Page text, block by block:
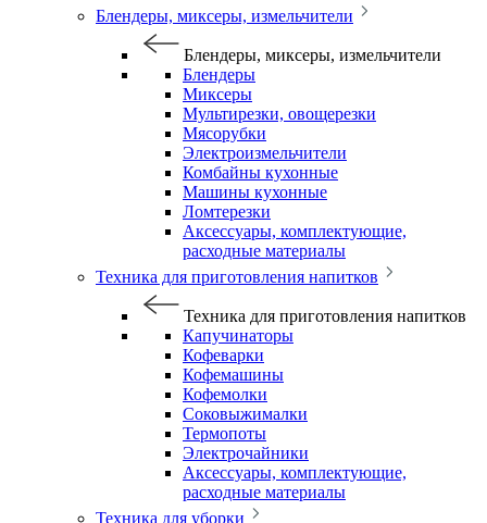
Блендеры, миксеры, измельчители
Блендеры, миксеры, измельчители
Блендеры
Миксеры
Мультирезки, овощерезки
Мясорубки
Электроизмельчители
Комбайны кухонные
Машины кухонные
Ломтерезки
Аксессуары, комплектующие,
расходные материалы
Техника для приготовления напитков
Техника для приготовления напитков
Капучинаторы
Кофеварки
Кофемашины
Кофемолки
Соковыжималки
Термопоты
Электрочайники
Аксессуары, комплектующие,
расходные материалы
Техника для уборки